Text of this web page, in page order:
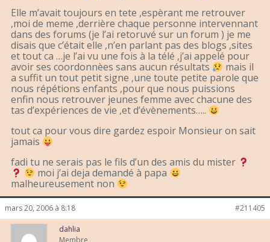
Elle m’avait toujours en tete ,espèrant me retrouver
,moi de meme ,derrière chaque personne intervennant
dans des forums (je l’ai retoruvé sur un forum ) je me
disais que c’était elle ,n’en parlant pas des blogs ,sites
et tout ca …je l’ai vu une fois à la télé ,j’ai appelé pour
avoir ses coordonnèes sans aucun résultats
mais il
a suffit un tout petit signe ,une toute petite parole que
nous répétions enfants ,pour que nous puissions
enfin nous retrouver jeunes femme avec chacune des
tas d’expériences de vie ,et d’évènements…..
tout ca pour vous dire gardez espoir Monsieur on sait
jamais
fadi tu ne serais pas le fils d’un des amis du mister
moi j’ai deja demandé à papa
malheureusement non
mars 20, 2006 à 8:18 #211405
dahlia